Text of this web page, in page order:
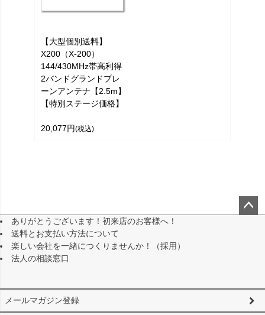
【大型個別送料】
X200（X-200）
144/430MHz帯高利得
2バンドグランドプレ
ーンアンテナ【2.5m】
【特別ステージ価格】
20,077円(税込)
ありがとうございます！初来店のお客様へ！
送料とお支払い方法について
楽しい会社を一緒につくりませんか！（採用）
法人の相談窓口
メールマガジン登録